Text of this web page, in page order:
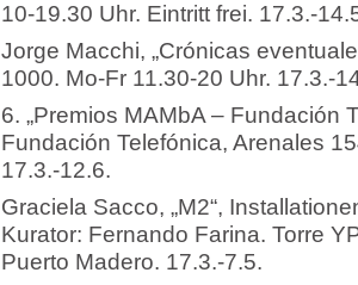
10-19.30 Uhr. Eintritt frei. 17.3.-
Jorge Macchi, „Crónicas
1000. Mo-Fr 11.30-20 Uhr. 17.3.-
6. „Premios MAMbA – Fundación
Fundación Telefónica, Arenales
17.3.-12.6.
Graciela Sacco, „M2“,
Kurator: Fernando Farina. Torre
Puerto Madero. 17.3.-7.5.